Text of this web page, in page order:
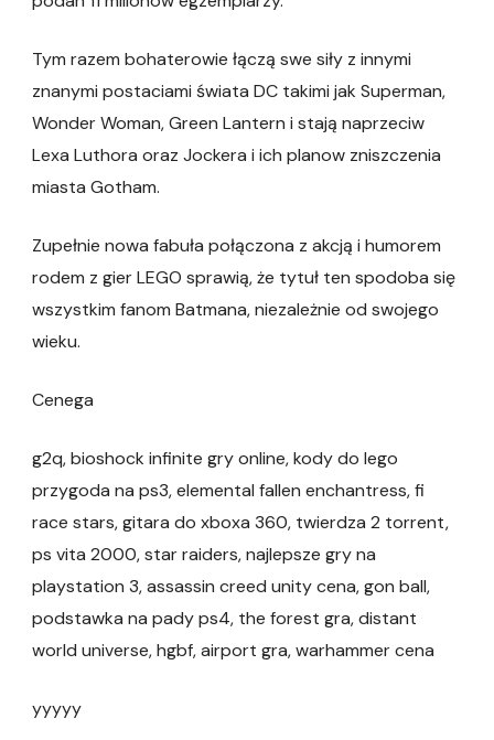
Tym razem bohaterowie łączą swe siły z innymi
znanymi postaciami świata DC takimi jak Superman,
Wonder Woman, Green Lantern i stają naprzeciw
Lexa Luthora oraz Jockera i ich planow zniszczenia
miasta Gotham.
Zupełnie nowa fabuła połączona z akcją i humorem
rodem z gier LEGO sprawią, że tytuł ten spodoba się
wszystkim fanom Batmana, niezależnie od swojego
wieku.
Cenega
g2q, bioshock infinite gry online, kody do lego
przygoda na ps3, elemental fallen enchantress, fi
race stars, gitara do xboxa 360, twierdza 2 torrent,
ps vita 2000, star raiders, najlepsze gry na
playstation 3, assassin creed unity cena, gon ball,
podstawka na pady ps4, the forest gra, distant
world universe, hgbf, airport gra, warhammer cena
yyyyy